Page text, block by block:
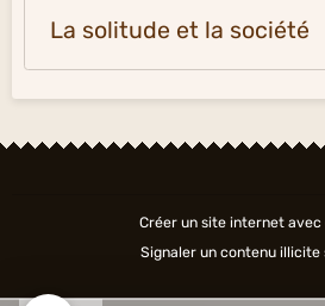
La solitude et la société
Créer un site internet
Signaler un contenu illicite